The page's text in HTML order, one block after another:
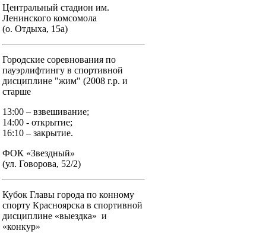
Центральный стадион им.
Ленинского комсомола
(о. Отдыха, 15а)
Городские соревнования по
пауэрлифтингу в спортивной
дисциплине "жим" (2008 г.р. и
старше
13:00 – взвешивание;
14:00 - открытие;
16:10 – закрытие.
ФОК «Звездный»
(ул. Говорова, 52/2)
Кубок Главы города по конному
спорту Красноярска в спортивной
дисциплине «выездка» и
«конкур»